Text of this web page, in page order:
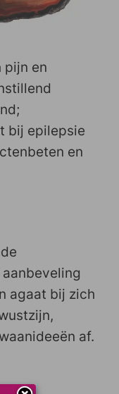
pijn en
bij epilepsie
en
agaat bij zich
af.